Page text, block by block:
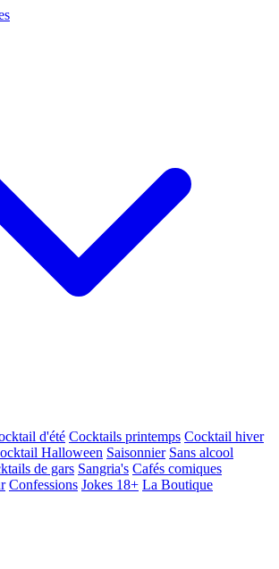
d'été Cocktails printemps Cocktail hiver
Halloween Saisonnier Sans alcool
de gars Sangria's Cafés comiques
Confessions Jokes 18+ La Boutique